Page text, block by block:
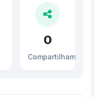
0
Compartilhamentos